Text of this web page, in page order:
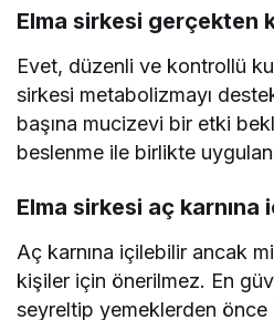
Elma sirkesi gerçekten
Evet, düzenli ve kontrollü
sirkesi metabolizmayı
başına mucizevi bir etki
beslenme ile birlikte
Elma sirkesi aç karnına
Aç karnına içilebilir ancak
kişiler için önerilmez. En
seyreltip yemeklerden önce